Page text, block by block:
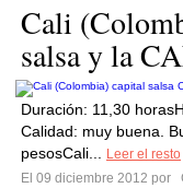
Cali
salsa y la
Duración: 11,30
Calidad: muy buena.
pesosCali...
Leer el resto
El 09 diciembre 2012 por